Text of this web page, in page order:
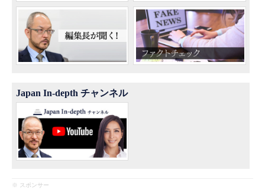
Japan In-depth チャンネル
※ スポンサー